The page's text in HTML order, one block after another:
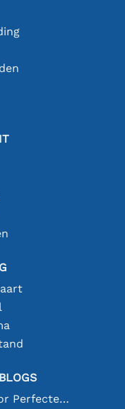
Solderen als een Pro: Tips voor Perfecte Elektronische Verbindingen